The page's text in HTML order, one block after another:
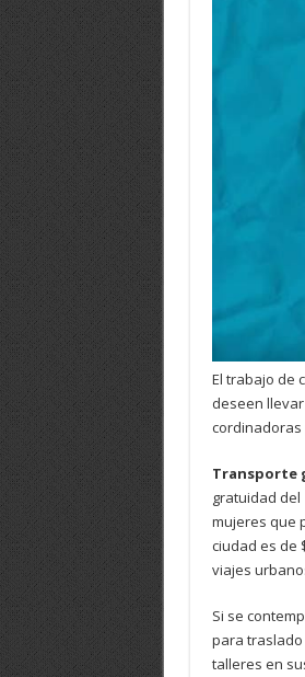
El trabajo de
deseen
cordinadoras
Transporte
gratuidad del
mujeres que
ciudad es de
viajes
Si se
para traslado
talleres en